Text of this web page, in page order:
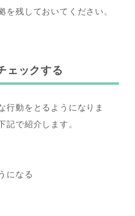
を残しておいてください。
ェックする
行動をとるようになりま
記で紹介します。
になる